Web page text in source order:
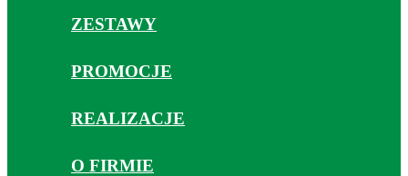
ZESTAWY
PROMOCJE
REALIZACJE
O FIRMIE